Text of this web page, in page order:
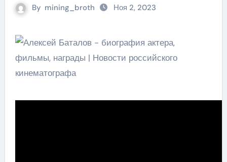
By mining_broth Ноя 2, 2023